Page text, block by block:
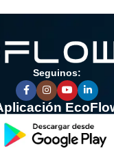
Seguinos: